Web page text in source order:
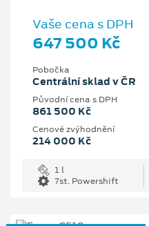
Vaše cena s DPH
647 500 Kč
Pobočka
Centrální sklad v ČR
Původní cena s DPH
861 500 Kč
Cenové zvýhodnění
214 000 Kč
1 l
7st. Powershift